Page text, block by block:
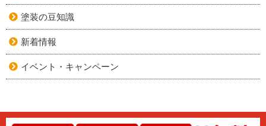
塗装の豆知識
新着情報
イベント・キャンペーン